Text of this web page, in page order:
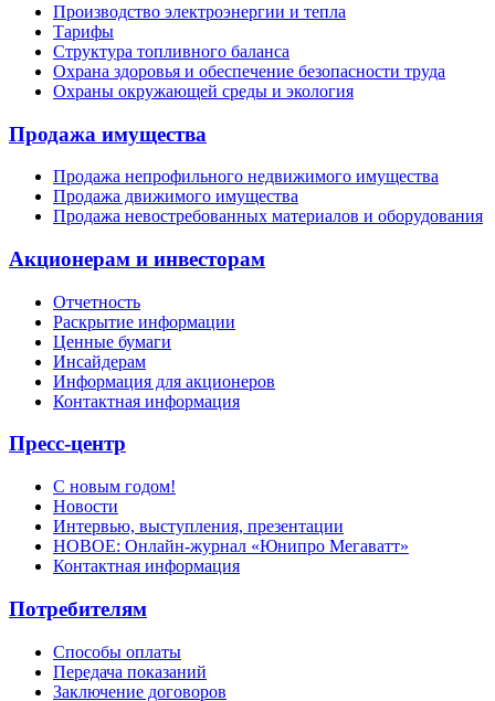
Производство электроэнергии и тепла
Тарифы
Структура топливного баланса
Охрана здоровья и обеспечение безопасности труда
Охраны окружающей среды и экология
Продажа имущества
Продажа непрофильного недвижимого имущества
Продажа движимого имущества
Продажа невостребованных материалов и оборудования
Акционерам и инвесторам
Отчетность
Раскрытие информации
Ценные бумаги
Инсайдерам
Информация для акционеров
Контактная информация
Пресс-центр
С новым годом!
Новости
Интервью, выступления, презентации
НОВОЕ: Онлайн-журнал «Юнипро Мегаватт»
Контактная информация
Потребителям
Способы оплаты
Передача показаний
Заключение договоров